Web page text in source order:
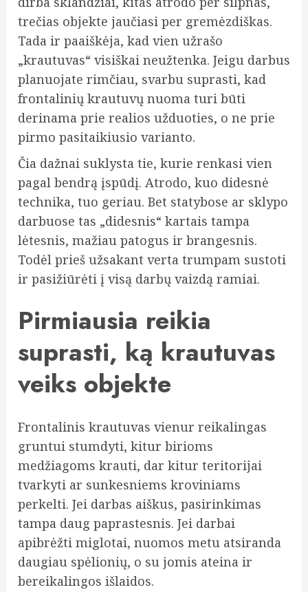
trečias objekte jaučiasi per gremėzdiškas.
Tada ir paaiškėja, kad vien užrašo
„krautuvas“ visiškai neužtenka. Jeigu darbus
planuojate rimčiau, svarbu suprasti, kad
frontalinių krautuvų nuoma turi būti
derinama prie realios užduoties, o ne prie
pirmo pasitaikiusio varianto.
Čia dažnai suklysta tie, kurie renkasi vien
pagal bendrą įspūdį. Atrodo, kuo didesnė
technika, tuo geriau. Bet statybose ar sklypo
darbuose tas „didesnis“ kartais tampa
lėtesnis, mažiau patogus ir brangesnis.
Todėl prieš užsakant verta trumpam sustoti
ir pasižiūrėti į visą darbų vaizdą ramiai.
Pirmiausia reikia
suprasti, ką krautuvas
veiks objekte
Frontalinis krautuvas vienur reikalingas
gruntui stumdyti, kitur birioms
medžiagoms krauti, dar kitur teritorijai
tvarkyti ar sunkesniems kroviniams
perkelti. Jei darbas aiškus, pasirinkimas
tampa daug paprastesnis. Jei darbai
apibrėžti miglotai, nuomos metu atsiranda
daugiau spėlionių, o su jomis ateina ir
bereikalingos išlaidos.